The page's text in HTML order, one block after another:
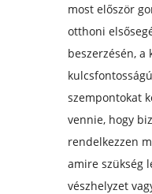
most először
otthoni
beszerzésén, a
kulcsfontosságú
szempontokat
vennie, hogy
rendelkezzen
amire szükség
vészhelyzet